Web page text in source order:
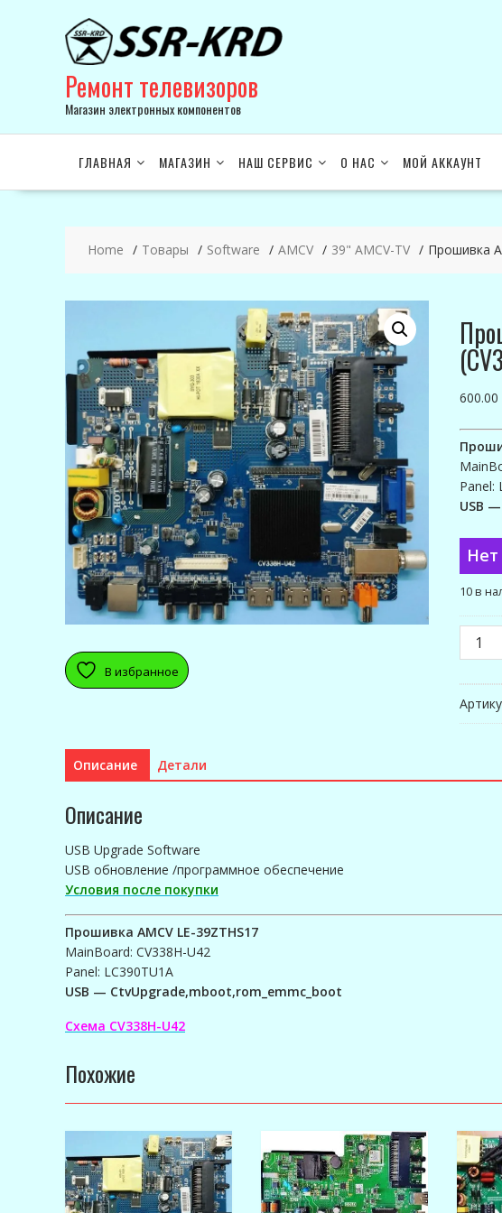
Ремонт телевизоров
Магазин электронных компонентов
ГЛАВНАЯ МАГАЗИН НАШ СЕРВИС О НАС МОЙ АККАУНТ
Home Товары Software AMCV 39" AMCV-TV Прошивка
В избранное
600.00
Panel:
USB
Нет
10 в
LE-
Описание Детали
Описание
USB Upgrade Software
USB обновление /программное обеспечение
Условия после покупки
Прошивка AMCV LE-39ZTHS17
MainBoard: CV338H-U42
Panel: LC390TU1A
USB — CtvUpgrade,mboot,rom_emmc_boot
Схема CV338H-U42
Похожие